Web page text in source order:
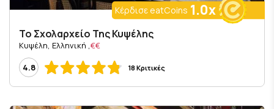
Κέρδισε eatCoins 1.0x
Το Σχολαρχείο Της Κυψέλης
€€
, Κυψέλη, Ελληνική
4.8
18 Κριτικές